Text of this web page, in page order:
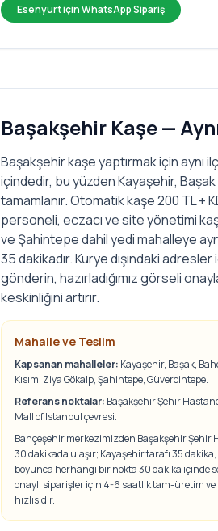
Esenyurtiçin WhatsApp Sipariş
Başakşehir Kaşe —
Başakşehir kaşe yaptırmak için aynı
içindedir, bu yüzden Kayaşehir,
tamamlanır. Otomatik kaşe 200 TL +
personeli, eczacı ve site yönetimi
ve Şahintepe dahil yedi mahalleye
35 dakikadır. Kurye dışındaki
gönderin, hazırladığımız görseli
keskinliğini artırır.
Mahalle ve Teslim
Kapsanan mahalleler: Kayaşehir, Başak,
Kısım, Ziya Gökalp, Şahintepe, Güvercintepe.
Referans noktalar: Başakşehir Şehir
Mall of Istanbul çevresi.
Bahçeşehir merkezimizden Başakşehir Şehir
30 dakikada ulaşır; Kayaşehir tarafı 35
boyunca herhangi bir nokta 30 dakika içinde
onaylı siparişler için 4-6 saatlik tam-üretim ve
hızlısıdır.